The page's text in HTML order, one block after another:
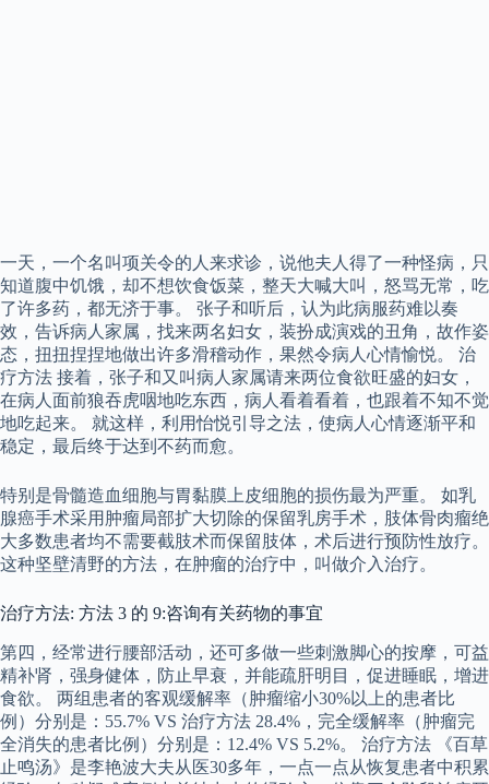
一天，一个名叫项关令的人来求诊，说他夫人得了一种怪病，只
知道腹中饥饿，却不想饮食饭菜，整天大喊大叫，怒骂无常，吃
了许多药，都无济于事。 张子和听后，认为此病服药难以奏
效，告诉病人家属，找来两名妇女，装扮成演戏的丑角，故作姿
态，扭扭捏捏地做出许多滑稽动作，果然令病人心情愉悦。 治
疗方法 接着，张子和又叫病人家属请来两位食欲旺盛的妇女，
在病人面前狼吞虎咽地吃东西，病人看着看着，也跟着不知不觉
地吃起来。 就这样，利用怡悦引导之法，使病人心情逐渐平和
稳定，最后终于达到不药而愈。
特别是骨髓造血细胞与胃黏膜上皮细胞的损伤最为严重。 如乳
腺癌手术采用肿瘤局部扩大切除的保留乳房手术，肢体骨肉瘤绝
大多数患者均不需要截肢术而保留肢体，术后进行预防性放疗。
这种坚壁清野的方法，在肿瘤的治疗中，叫做介入治疗。
治疗方法: 方法 3 的 9:咨询有关药物的事宜
第四，经常进行腰部活动，还可多做一些刺激脚心的按摩，可益
精补肾，强身健体，防止早衰，并能疏肝明目，促进睡眠，增进
食欲。 两组患者的客观缓解率（肿瘤缩小30%以上的患者比
例）分别是：55.7% VS 治疗方法 28.4%，完全缓解率（肿瘤完
全消失的患者比例）分别是：12.4% VS 5.2%。 治疗方法 《百草
止鸣汤》是李艳波大夫从医30多年，一点一点从恢复患者中积累